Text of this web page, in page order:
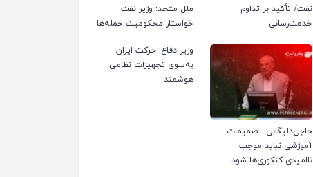
نفت/ تأکید بر تداوم
خدمت‌رسانی
ملل متحد: وزیر نفت
خواستار محکومیت حمله‌ها
ایران شد
حاجی‌دلیگانی: تصمیمات
آموزشی نباید موجب
ناامیدی کنکوری‌ها شود
وزیر دفاع: حرکت ایران
به‌سوی تجهیزات نظامی
هوشمند